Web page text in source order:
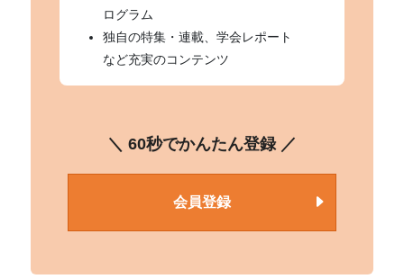
ログラム
独自の特集・連載、学会レポート
など充実のコンテンツ
＼ 60秒でかんたん登録 ／
会員登録